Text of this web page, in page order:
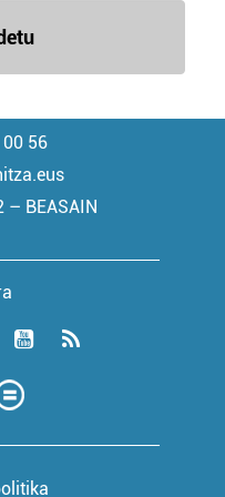
56
– BEASAIN